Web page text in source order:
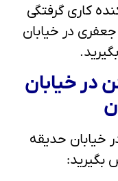
کاری گرفتگی
جعفری در خیابان
در خیابان
خیابان حدیقه
بگیرید: